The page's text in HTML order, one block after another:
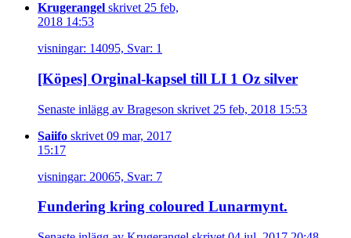
Krugerangel skrivet 25 feb,
2018 14:53
visningar: 14095, Svar: 1
[Köpes] Orginal-kapsel till LI 1 Oz silver
Senaste inlägg av Brageson skrivet 25 feb, 2018 15:53
Saiifo skrivet 09 mar, 2017
15:17
visningar: 20065, Svar: 7
Fundering kring coloured Lunarmynt.